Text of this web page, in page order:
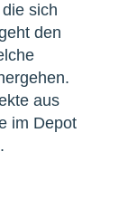
sich
den
aus
im Depot